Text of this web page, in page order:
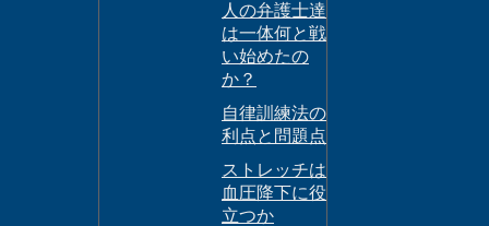
人の弁護士達
は一体何と戦
い始めたの
か？
自律訓練法の
利点と問題点
ストレッチは
血圧降下に役
立つか